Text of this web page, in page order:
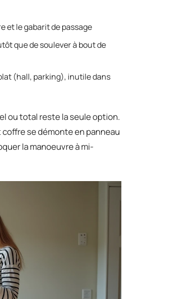
et le gabarit de passage
que de soulever à bout de
(hall, parking), inutile dans
ou total reste la seule option.
coffre se démonte en panneau
la manoeuvre à mi-